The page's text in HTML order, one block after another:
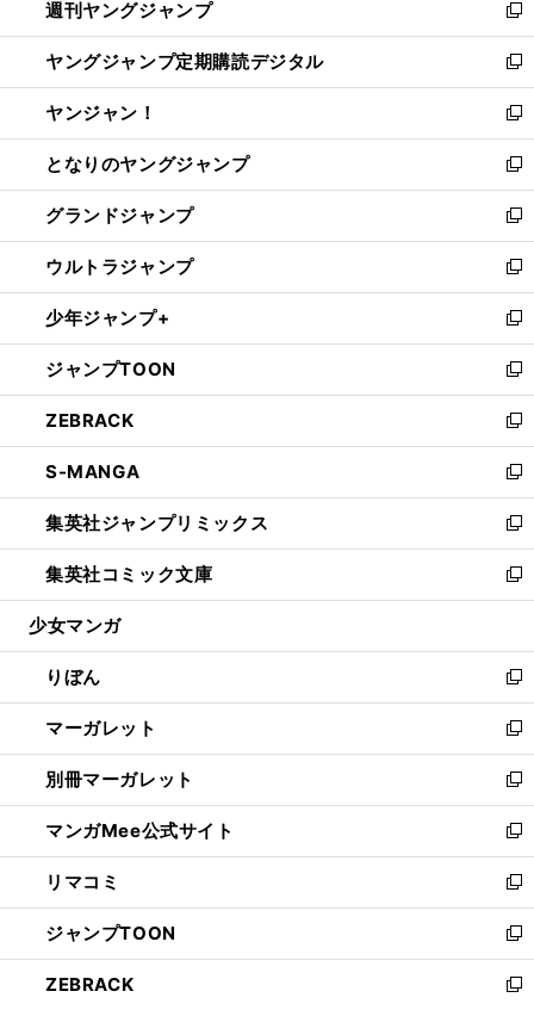
く
で
開
く
ド
ウ
で
開
く
ィ
ン
ド
ウ
で
開
く
週刊ヤングジャンプ
新
し
い
ウ
ィ
ン
ド
ウ
で
開
く
ヤングジャンプ定期購読デジタル
新
し
い
ウ
ィ
ン
ド
ウ
で
開
く
ヤンジャン！
新
し
い
ウ
ィ
ン
ド
ウ
で
開
く
となりのヤングジャンプ
新
し
い
ウ
ィ
ン
ド
ウ
で
開
く
グランドジャンプ
新
し
い
ウ
ィ
ン
ド
ウ
で
開
く
ウルトラジャンプ
新
し
い
ウ
ィ
ン
ド
ウ
で
開
く
少年ジャンプ+
新
し
い
ウ
ィ
ン
ド
ウ
で
開
く
ジャンプTOON
新
し
い
ウ
ィ
ン
ド
ウ
で
開
ZEBRACK
新
し
い
ウ
ィ
ン
ド
ウ
開
く
S-MANGA
新
し
い
ウ
ィ
ン
ウ
で
開
く
集英社ジャンプリミックス
新
し
い
ウ
ン
ド
ウ
で
開
く
集英社コミック文庫
新
し
ウ
ィ
ン
ド
ウ
で
開
く
少女マンガ
りぼん
新
し
い
ウ
ィ
ン
ド
ウ
で
開
く
マーガレット
新
し
い
ウ
ィ
ン
ド
ウ
で
開
く
別冊マーガレット
新
し
い
ウ
ィ
ン
ド
ウ
で
マンガMee公式サイト
新
し
い
ウ
ィ
ン
ド
リマコミ
新
し
い
ウ
ィ
ジャンプTOON
新
し
い
ZEBRACK
新